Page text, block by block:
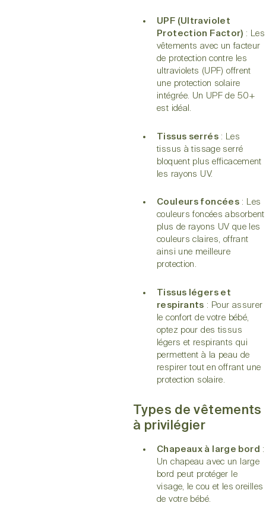
UPF (Ultraviolet
Protection Factor) : Les
vêtements avec un facteur
de protection contre les
ultraviolets (UPF) offrent
une protection solaire
intégrée. Un UPF de 50+
est idéal.
Tissus serrés: Les
tissus à tissage serré
bloquent plus efficacement
les rayons UV.
Couleurs foncées : Les
couleurs foncées absorbent
plus de rayons UV que les
couleurs claires, offrant
ainsi une meilleure
protection.
Tissus légers et
respirants : Pour assurer
le confort de votre bébé,
optez pour des tissus
légers et respirants qui
permettent à la peau de
respirer tout en offrant une
protection solaire.
Types de vêtements
à privilégier
Chapeaux à large bord :
Un chapeau avec un large
bord peut protéger le
visage, le cou et les oreilles
de votre bébé.